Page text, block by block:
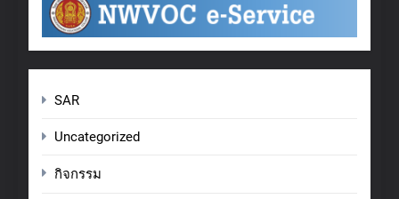
SAR
Uncategorized
กิจกรรม